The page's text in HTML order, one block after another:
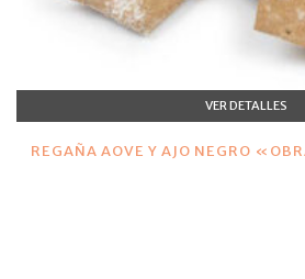
VER DETALLES
REGAÑA AOVE Y AJO NEGRO